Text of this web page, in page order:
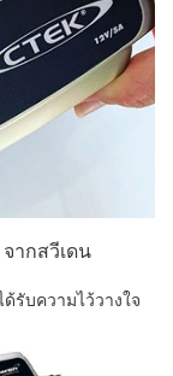
ากสวีเดน
ด้รับความไว้วางใจ